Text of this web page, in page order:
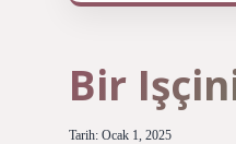
Bir
Tarih: Ocak 1, 2025